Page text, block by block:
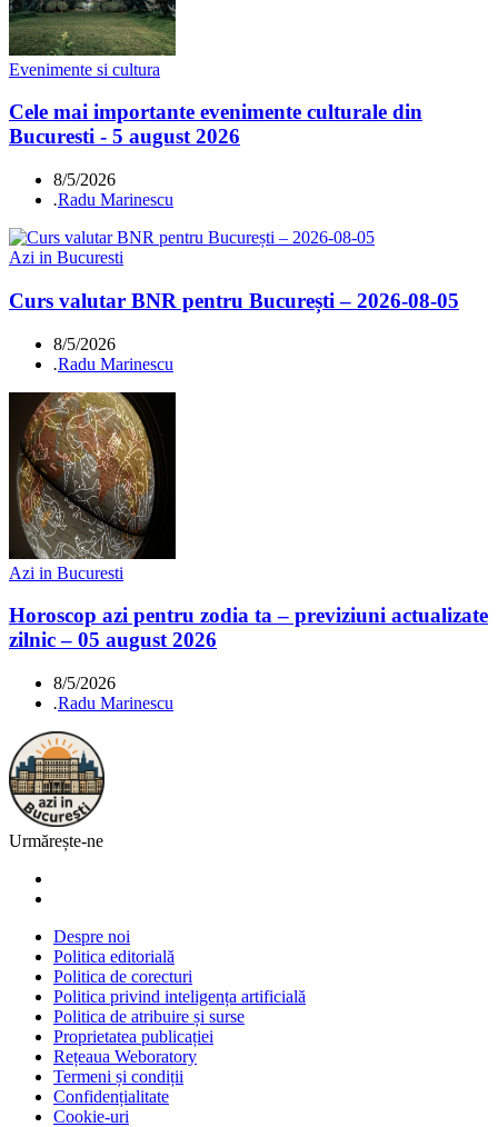
Evenimente si cultura
Cele mai importante evenimente culturale din
Bucuresti - 5 august 2026
8/5/2026
.Radu Marinescu
Azi in Bucuresti
Curs valutar BNR pentru București – 2026-08-05
8/5/2026
.Radu Marinescu
Azi in Bucuresti
Horoscop azi pentru zodia ta – previziuni actualizate
zilnic – 05 august 2026
8/5/2026
.Radu Marinescu
Urmărește-ne
Despre noi
Politica editorială
Politica de corecturi
Politica privind inteligența artificială
Politica de atribuire și surse
Proprietatea publicației
Rețeaua Weboratory
Termeni și condiții
Confidențialitate
Cookie-uri